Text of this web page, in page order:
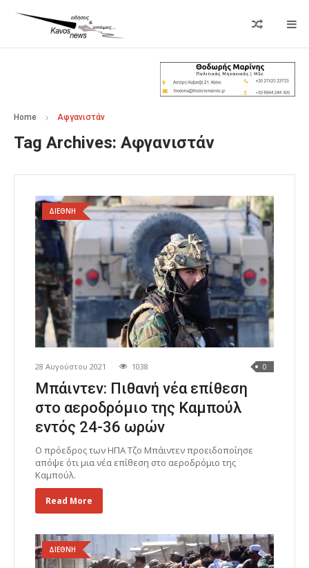
Home Αφγανιστάν
Tag Archives: Αφγανιστάν
ΔΙΕΘΝΗ
28 Αυγούστου 2021 1038 0
Μπάιντεν: Πιθανή νέα επίθεση
στο αεροδρόμιο της Καμπούλ
εντός 24-36 ωρών
Ο πρόεδρος των ΗΠΑ Τζο Μπάιντεν προειδοποίησε
απόψε ότι μια νέα επίθεση στο αεροδρόμιο της
Καμπούλ.
Read More
ΔΙΕΘΝΗ